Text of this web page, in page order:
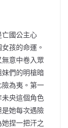
國公主心
孩的命運。
意中卷入眾
們的明槍暗
為夷。第一
央這個角色
她每次遇險
捏一把汗之